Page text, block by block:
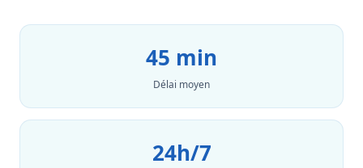
45 min
Délai moyen
24h/7